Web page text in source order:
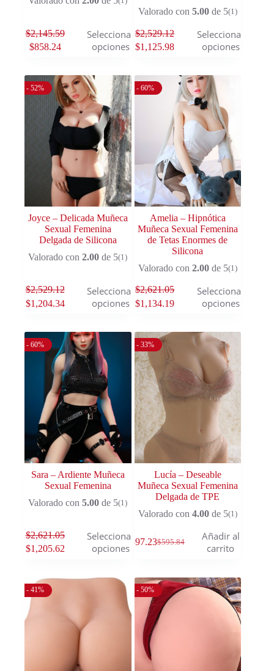
$2,145.59
$858.24
Seleccionar
opciones
Valorado con 5.00de 5(1)
$2,529.12
$1,125.98
Seleccionar
opciones
- 52%
Joyce – Delicada Muñeca
Sexual Femenina
Delgada de Silicona
Valorado con2.00 de 5(1)
$2,529.12
$1,204.34
Seleccionar
opciones
- 60%
Amelia – Hipnótica
Muñeca Sexual Femenina
de Tetas Enormes de
Silicona
Valorado con 2.00de 5(1)
$2,621.05
$1,134.19
Seleccionar
opciones
- 60%
Sara – Ardiente Muñeca
Sexual Femenina
Valorado con5.00 de 5(1)
$2,621.05
$1,205.62
Seleccionar
opciones
- 33%
Lucía – Deseable
Muñeca Sexual Femenina
Delgada de TPE
Valorado con 4.00de 5(1)
$595.84
$397.23
Añadir al
carrito
- 41% - 50%